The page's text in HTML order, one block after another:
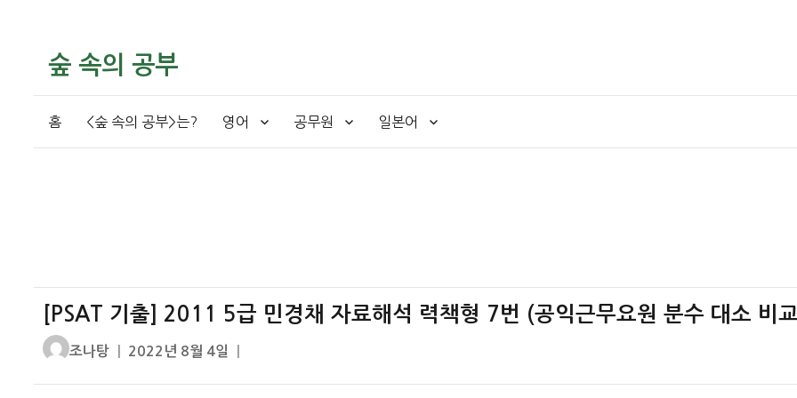
숲 속의 공부
홈 <숲 속의 공부>는? 영어 공무원 일본어
[PSAT 기출] 2011 5급 민경채 자료해석 력책형 7번 (공익근무요원 분수 대소 비
글
조나탕
작
2022년 8월 4일